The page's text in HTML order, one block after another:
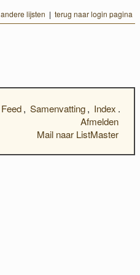
andere lijsten | terug naar login pagina
Feed, Samenvatting, Index .
Afmelden
Mail naar ListMaster